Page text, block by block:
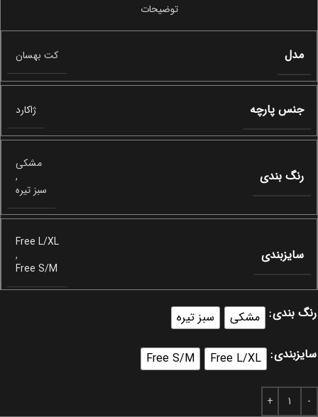
مدل کت بهسان
جنس پارچه ژاکارد
رنگ بندی
مشکی
,
سبز تیره
سایزبندی
Free L/XL
,
Free S/M
رنگ بندی مشکی سبز تیره
سایزبندی Free L/XL
Free S/M